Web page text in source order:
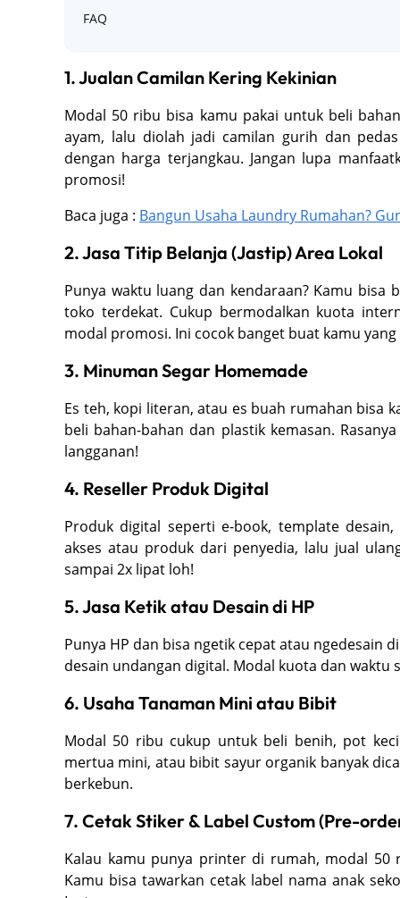
FAQ
1. Jualan Camilan Kering Kekinian
Modal 50 ribu bisa kamu pakai untuk beli
ayam, lalu diolah jadi camilan gurih dan
dengan harga terjangkau. Jangan lupa
promosi!
Baca juga : Bangun Usaha Laundry Rumahan?
2. Jasa Titip Belanja (Jastip) Area Lokal
Punya waktu luang dan kendaraan? Kamu
toko terdekat. Cukup bermodalkan kuota
modal promosi. Ini cocok banget buat kamu
3. Minuman Segar Homemade
Es teh, kopi literan, atau es buah rumahan bisa
beli bahan-bahan dan plastik kemasan.
langganan!
4. Reseller Produk Digital
Produk digital seperti e-book, template
akses atau produk dari penyedia, lalu jual
sampai 2x lipat loh!
5. Jasa Ketik atau Desain di HP
Punya HP dan bisa ngetik cepat atau ngedesain
desain undangan digital. Modal kuota dan waktu
6. Usaha Tanaman Mini atau Bibit
Modal 50 ribu cukup untuk beli benih, pot
mertua mini, atau bibit sayur organik banyak
berkebun.
7. Cetak Stiker & Label Custom (Pre-
Kalau kamu punya printer di rumah, modal
Kamu bisa tawarkan cetak label nama anak